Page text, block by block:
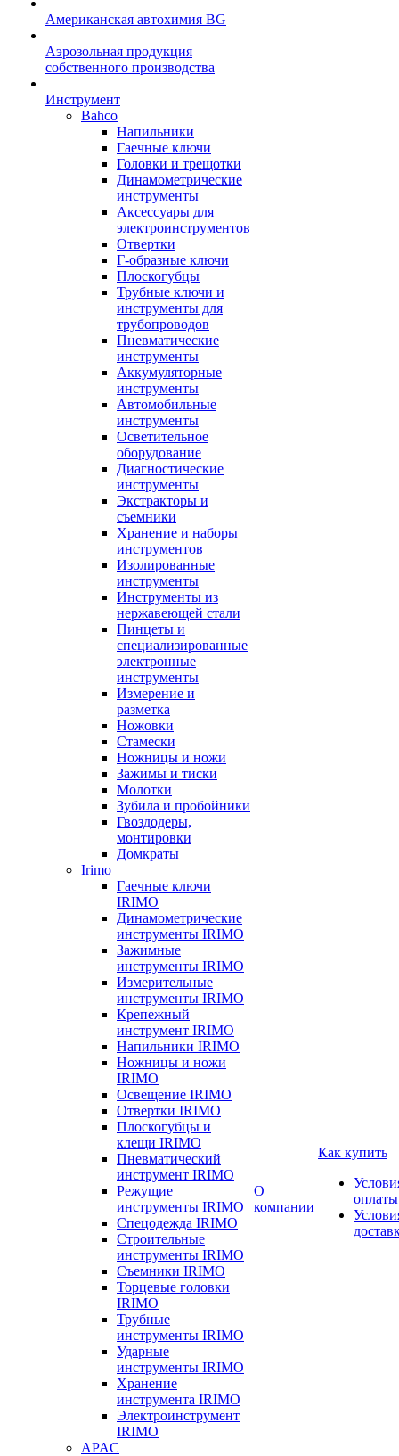
Американская автохимия BG
Аэрозольная продукция
собственного производства
Инструмент
Bahco
Напильники
Гаечные ключи
Головки и трещотки
Динамометрические
инструменты
Аксессуары для
электроинструментов
Отвертки
Г-образные ключи
Плоскогубцы
Трубные ключи и
инструменты для
трубопроводов
Пневматические
инструменты
Аккумуляторные
инструменты
Автомобильные
инструменты
Осветительное
оборудование
Диагностические
инструменты
Экстракторы и
съемники
Хранение и наборы
инструментов
Изолированные
инструменты
Инструменты из
нержавеющей стали
Пинцеты и
специализированные
электронные
инструменты
Измерение и
разметка
Ножовки
Стамески
Ножницы и ножи
Зажимы и тиски
Молотки
Зубила и пробойники
Гвоздодеры,
монтировки
Домкраты
Irimo
Гаечные ключи
IRIMO
Динамометрические
инструменты IRIMO
Зажимные
инструменты IRIMO
Измерительные
инструменты IRIMO
Крепежный
инструмент IRIMO
Напильники IRIMO
Ножницы и ножи
IRIMO
Освещение IRIMO
Отвертки IRIMO
Плоскогубцы и
клещи IRIMO
Пневматический
инструмент IRIMO
Режущие
инструменты IRIMO
Спецодежда IRIMO
Строительные
инструменты IRIMO
Съемники IRIMO
Торцевые головки
IRIMO
Трубные
инструменты IRIMO
Ударные
инструменты IRIMO
Хранение
инструмента IRIMO
Электроинструмент
IRIMO
APAC
О
компании
Как купить
оплаты